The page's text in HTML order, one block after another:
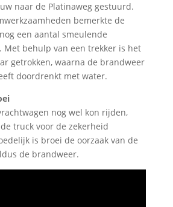
naar de Platinaweg gestuurd.
bemerkte de
een aantal smeulende
Met behulp van een trekker is het
getrokken, waarna de brandweer
doordrenkt met water.
nog wel kon rijden,
truck voor de zekerheid
is broei de oorzaak van de
de brandweer.